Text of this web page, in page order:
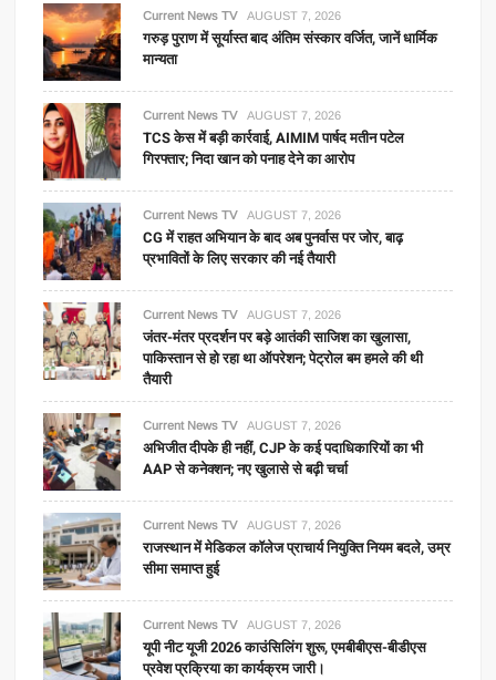
Current News TV AUGUST 7, 2026
गरुड़ पुराण में सूर्यास्त बाद अंतिम संस्कार वर्जित, जानें धार्मिक
मान्यता
Current News TV AUGUST 7, 2026
TCS केस में बड़ी कार्रवाई, AIMIM पार्षद मतीन पटेल
गिरफ्तार; निदा खान को पनाह देने का आरोप
Current News TV AUGUST 7, 2026
CG में राहत अभियान के बाद अब पुनर्वास पर जोर, बाढ़
प्रभावितों के लिए सरकार की नई तैयारी
Current News TV AUGUST 7, 2026
जंतर-मंतर प्रदर्शन पर बड़े आतंकी साजिश का खुलासा,
पाकिस्तान से हो रहा था ऑपरेशन; पेट्रोल बम हमले की थी
तैयारी
Current News TV AUGUST 7, 2026
अभिजीत दीपके ही नहीं, CJP के कई पदाधिकारियों का भी
AAP से कनेक्शन; नए खुलासे से बढ़ी चर्चा
Current News TV AUGUST 7, 2026
राजस्थान में मेडिकल कॉलेज प्राचार्य नियुक्ति नियम बदले, उम्र
सीमा समाप्त हुई
Current News TV AUGUST 7, 2026
यूपी नीट यूजी 2026 काउंसिलिंग शुरू, एमबीबीएस-बीडीएस
प्रवेश प्रक्रिया का कार्यक्रम जारी।